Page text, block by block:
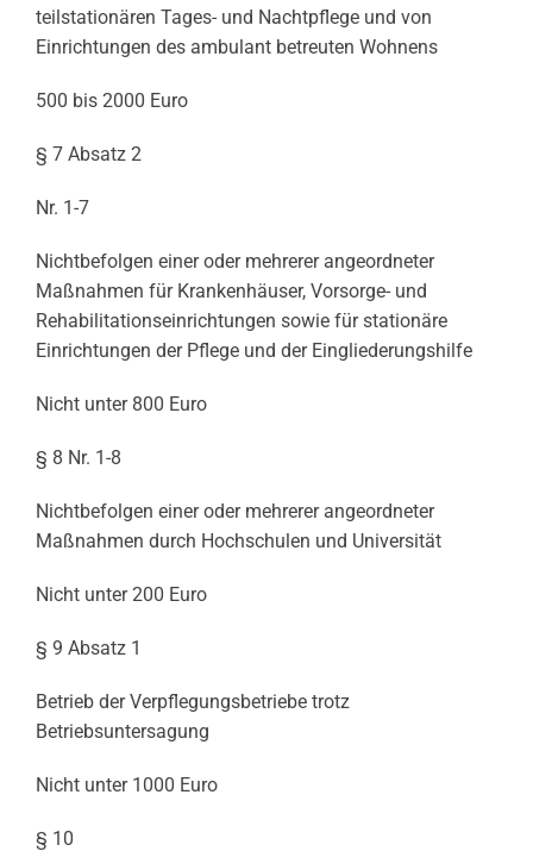
teilstationären Tages- und Nachtpflege und von
Einrichtungen des ambulant betreuten Wohnens
500 bis 2000 Euro
§ 7 Absatz 2
Nr. 1-7
Nichtbefolgen einer oder mehrerer angeordneter
Maßnahmen für Krankenhäuser, Vorsorge- und
Rehabilitationseinrichtungen sowie für stationäre
Einrichtungen der Pflege und der Eingliederungshilfe
Nicht unter 800 Euro
§ 8 Nr. 1-8
Nichtbefolgen einer oder mehrerer angeordneter
Maßnahmen durch Hochschulen und Universität
Nicht unter 200 Euro
§ 9 Absatz 1
Betrieb der Verpflegungsbetriebe trotz
Betriebsuntersagung
Nicht unter 1000 Euro
§ 10